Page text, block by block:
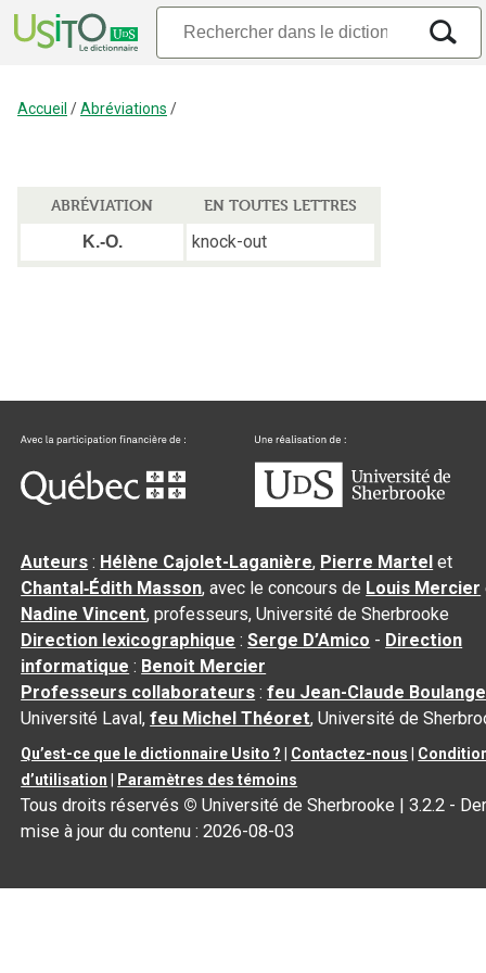
Accueil /Abréviations /
ABRÉVIATION
EN TOUTES LETTRES
K.-O.
knock-out
Auteurs : Hélène Cajolet-Laganière, Pierre Martel et
Chantal‑Édith Masson, avec le concours de Louis Mercier
Nadine Vincent, professeurs, Université de Sherbrooke
Direction lexicographique :Serge D’Amico - Direction
informatique : Benoit Mercier
Professeurs collaborateurs :feu Jean-Claude
Université Laval,feu Michel Théoret, Université de
Qu’est-ce que le dictionnaire Usito ? Contactez-nous
d’utilisation
Paramètres des témoins
Tous droits réservés © Université de Sherbrooke |3.2.2 -
mise à jour du contenu :2026-08-03